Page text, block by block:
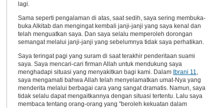
lagi.
Sama seperti pengalaman di atas, saat sedih, saya sering membuka-
buka Alkitab dan mengingat kembali janji-janji yang saya kenal dan
telah menguatkan saya. Dan saya selalu memperoleh dorongan
semangat melalui janji-janji yang sebelumnya tidak saya perhatikan.
Saya teringat pagi yang suram di saat terakhir penderitaan suami
saya. Saya mencari-cari firman Allah untuk mendukung saya
menghadapi situasi yang menyakitkan bagi kami. Dalam Ibrani 11,
saya mengamati bahwa Allah telah menyelamatkan umat-Nya yang
menderita melalui berbagai cara yang sangat dramatis. Namun, saya
tidak selalu dapat mengaitkannya dengan situasi tertentu. Lalu saya
membaca tentang orang-orang yang "beroleh kekuatan dalam